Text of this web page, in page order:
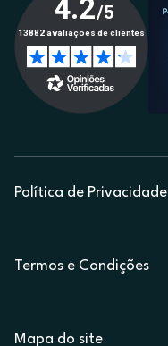
Política de Privacidade
Termos e Condições
Mapa do site